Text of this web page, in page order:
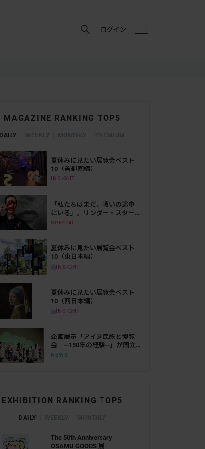
ログイン
MAGAZINE RANKING TOP5
DAILY
夏休みに見たい展覧会ベスト
10（首都圏編）
INSIGHT
「私たちはまだ、戦いの途中
にいる」。リンダー・スター
リングが語る、表現と抵抗の
SPECIAL
夏休みに見たい展覧会ベスト
10（東日本編）
INSIGHT
夏休みに見たい展覧会ベスト
10（西日本編）
INSIGHT
企画展示「アイヌ民族と博覧
会 ―150年の経験―」が国立
歴史民俗博物館で10月に開
NEWS
EXHIBITION RANKING TOP5
DAILY
The 50th Anniversary
OSAMU GOODS 展